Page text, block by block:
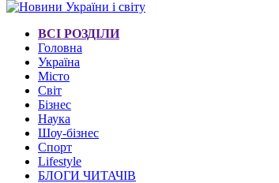
ВСІ РОЗДІЛИ
Головна
Україна
Місто
Світ
Бізнес
Наука
Шоу-бізнес
Спорт
Lifestyle
БЛОГИ ЧИТАЧІВ